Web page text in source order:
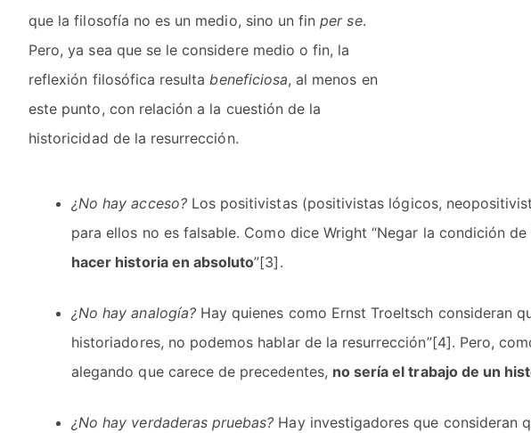
que la filosofía no es un medio, sino un finper se.
Pero, ya sea que se le considere medio o fin, la
reflexión filosófica resultabeneficiosa, al menos en
este punto, con relación a la cuestión de la
historicidad de la resurrección.
¿No hay acceso?Los positivistas (positivistas lógicos,
para ellos no es falsable. Como dice Wright “Negar la condición
hacer historia en absoluto”[3].
¿No hay analogía?Hay quienes como Ernst Troeltsch consideran
historiadores, no podemos hablar de la resurrección”[4]. Pero,
alegando que carece de precedentes, no sería el trabajo de un
¿No hay verdaderas pruebas? Hay investigadores que consideran